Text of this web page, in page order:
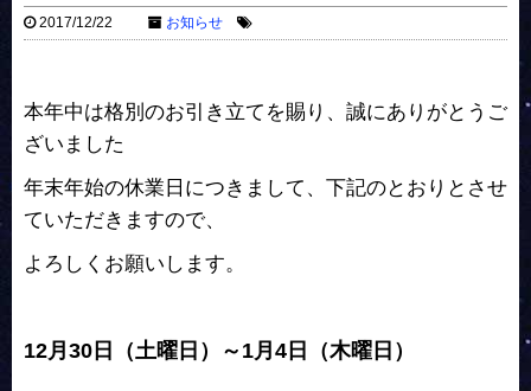
2017/12/22 お知らせ
本年中は格別のお引き立てを賜り、誠にありがとうご
ざいました
年末年始の休業日につきまして、下記のとおりとさせ
ていただきますので、
よろしくお願いします。
12月30日（土曜日）～1月4日（木曜日）